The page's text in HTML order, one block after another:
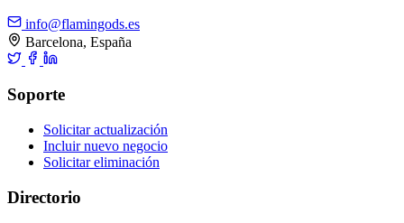
info@flamingods.es
Barcelona, España
Soporte
Solicitar actualización
Incluir nuevo negocio
Solicitar eliminación
Directorio